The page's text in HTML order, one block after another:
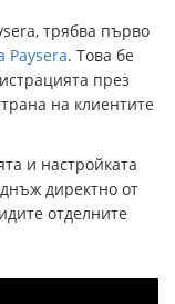
трябва първо
Paysera. Това бе
през
на клиентите
и настройката
директно от
отделните